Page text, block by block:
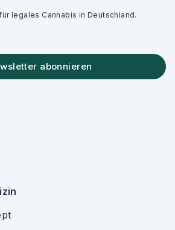
legales Cannabis in Deutschland.
abonnieren